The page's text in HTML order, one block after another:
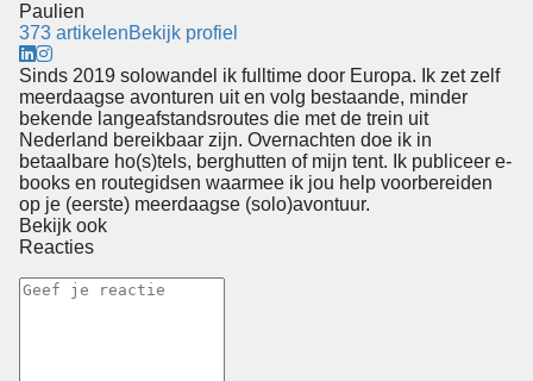
Paulien
373 artikelenBekijk profiel
Sinds 2019 solowandel ik fulltime door Europa. Ik zet zelf
meerdaagse avonturen uit en volg bestaande, minder
bekende langeafstandsroutes die met de trein uit
Nederland bereikbaar zijn. Overnachten doe ik in
betaalbare ho(s)tels, berghutten of mijn tent. Ik publiceer e-
books en routegidsen waarmee ik jou help voorbereiden
op je (eerste) meerdaagse (solo)avontuur.
Bekijk ook
Reacties